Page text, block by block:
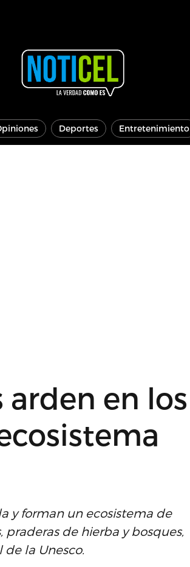
Deportes Entretenimiento
arden en los
y forman un ecosistema de
de hierba y bosques,
la Unesco.